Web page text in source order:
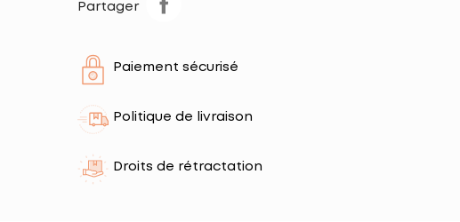
Partager
Paiement sécurisé
Politique de livraison
Droits de rétractation